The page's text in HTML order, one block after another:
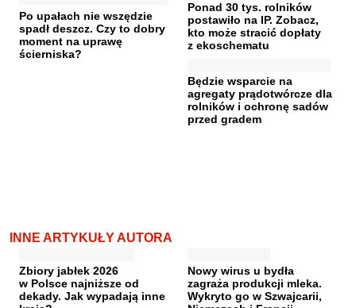
Po upałach nie wszędzie
spadł deszcz. Czy to dobry
moment na uprawę
ścierniska?
Ponad 30 tys. rolników
postawiło na IP. Zobacz,
kto może stracić dopłaty
z ekoschematu
Będzie wsparcie na
agregaty prądotwórcze dla
rolników i ochronę sadów
przed gradem
INNE ARTYKUŁY AUTORA
Zbiory jabłek 2026
w Polsce najniższe od
dekady. Jak wypadają inne
Nowy wirus u bydła
zagraża produkcji mleka.
Wykryto go w Szwajcarii,